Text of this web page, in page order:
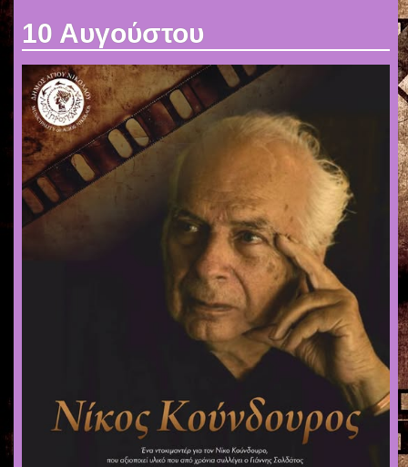
10 Αυγούστου